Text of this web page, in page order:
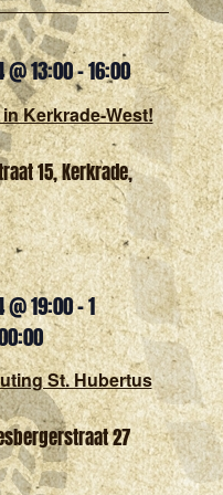
Zoeken
en
navigatie
Kerkrade-West!
13:00-16:00
15, Kerkrade,
St. Hubertus
19:00-1
27